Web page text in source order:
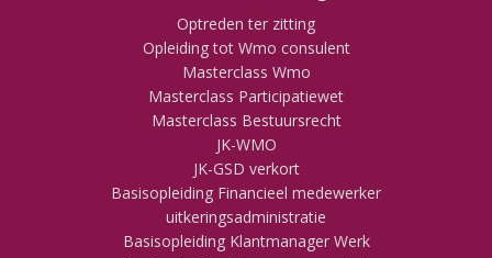
Optreden ter zitting
Opleiding tot Wmo consulent
Masterclass Wmo
Masterclass Participatiewet
Masterclass Bestuursrecht
JK-WMO
JK-GSD verkort
Basisopleiding Financieel medewerker
uitkeringsadministratie
Basisopleiding Klantmanager Werk